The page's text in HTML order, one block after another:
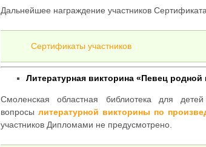
Дальнейшее награждение участников
Сертификаты участников
Литературная викторина «Певец
Смоленская областная библиотека для
вопросы литературной викторины по
участников Дипломами не предусмотрено.